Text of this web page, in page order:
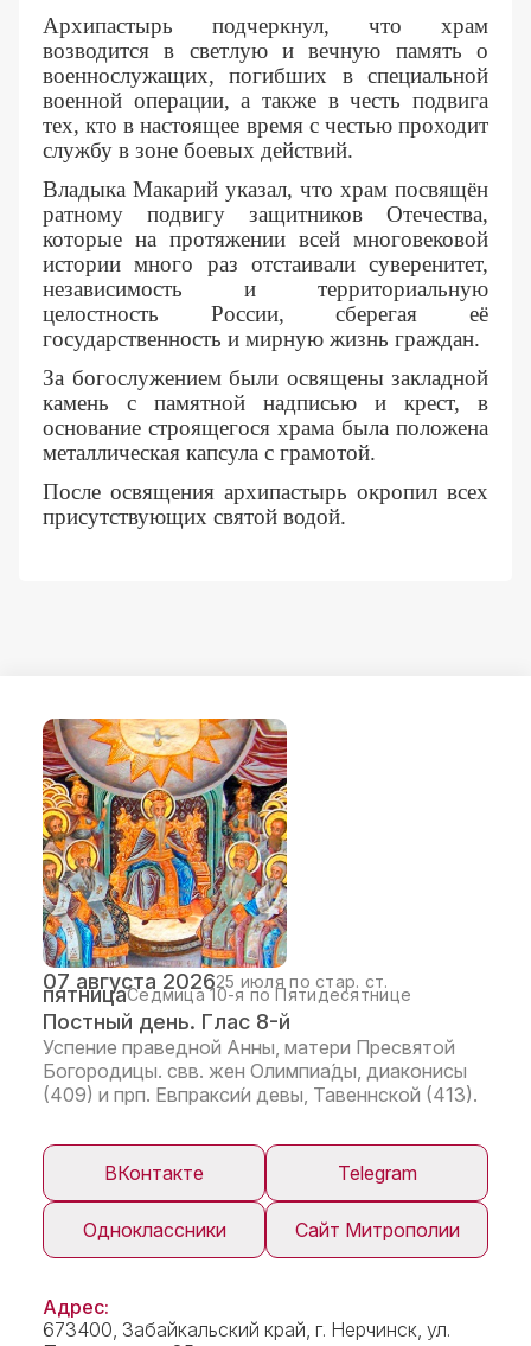
Архипастырь подчеркнул, что храм
возводится в светлую и вечную память о
военнослужащих, погибших в специальной
военной операции, а также в честь подвига
тех, кто в настоящее время с честью проходит
службу в зоне боевых действий.
Владыка Макарий указал, что храм посвящён
ратному подвигу защитников Отечества,
которые на протяжении всей многовековой
истории много раз отстаивали суверенитет,
независимость и территориальную
целостность России, сберегая её
государственность и мирную жизнь граждан.
За богослужением были освящены закладной
камень с памятной надписью и крест, в
основание строящегося храма была положена
металлическая капсула с грамотой.
После освящения архипастырь окропил всех
присутствующих святой водой.
07 августа 202625 июля по стар. ст.
пятницаСедмица 10-я по Пятидесятнице
Постный день. Глас 8-й
Успение праведной Анны, матери Пресвятой
Богородицы. свв. жен Олимпиа́ды, диаконисы
(409) и прп. Евпракси́и девы, Тавеннской (413).
ВКонтакте Telegram
Одноклассники Сайт Митрополии
Адрес:
673400, Забайкальский край, г. Нерчинск, ул.